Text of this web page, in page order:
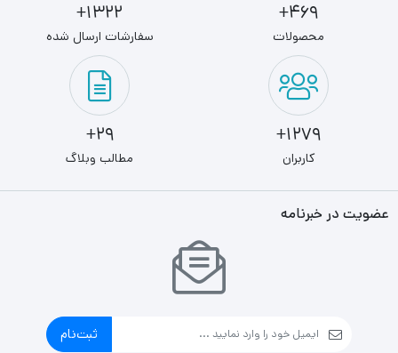
469+
محصولات
1322+
سفارشات ارسال شده
1279+
کاربران
29+
مطالب وبلاگ
عضویت در خبرنامه
ثبت‌نام